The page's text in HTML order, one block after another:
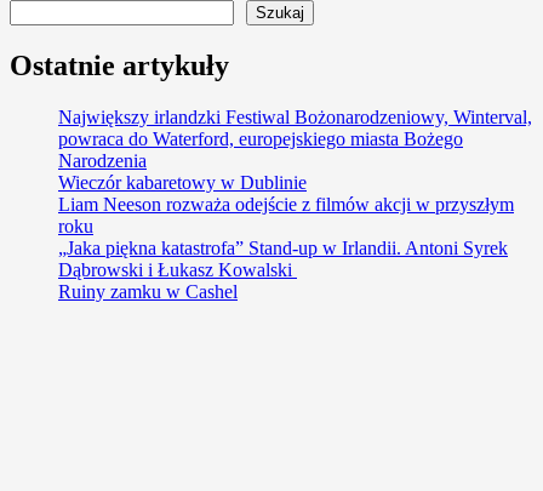
Szukaj
Ostatnie artykuły
Największy irlandzki Festiwal Bożonarodzeniowy, Winterval,
powraca do Waterford, europejskiego miasta Bożego
Narodzenia
Wieczór kabaretowy w Dublinie
Liam Neeson rozważa odejście z filmów akcji w przyszłym
roku
„Jaka piękna katastrofa” Stand-up w Irlandii. Antoni Syrek
Dąbrowski i Łukasz Kowalski
Ruiny zamku w Cashel